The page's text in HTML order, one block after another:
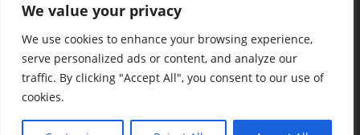
We value your privacy
We use cookies to enhance your browsing experience,
serve personalized ads or content, and analyze our
traffic. By clicking "Accept All", you consent to our use of
cookies.
que nos enfocamos en la confidencialidad,
integridad y disponibilidad del activo más
valioso de su compañía: La Información.